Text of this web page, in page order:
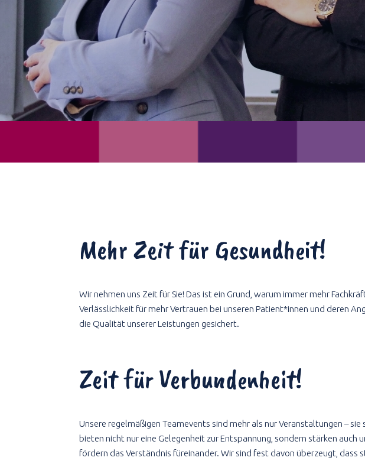
Mehr Zeit für Gesundheit!
Wir nehmen uns Zeit für Sie! Das ist ein Grund, warum immer mehr
Verlässlichkeit für mehr Vertrauen bei unseren Patient*innen und deren
die Qualität unserer Leistungen gesichert.
Zeit für Verbundenheit!
Unsere regelmäßigen Teamevents sind mehr als nur Veranstaltungen –
bieten nicht nur eine Gelegenheit zur Entspannung, sondern stärken
fördern das Verständnis füreinander. Wir sind fest davon überzeugt, dass